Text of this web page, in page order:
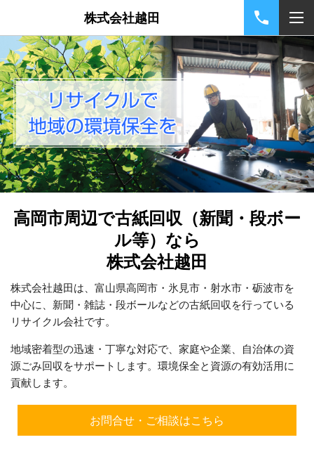
株式会社越田
高岡市周辺で古紙回収（新聞・段ボー
ル等）なら
株式会社越田
株式会社越田は、富山県高岡市・氷見市・射水市・砺波市を
中心に、新聞・雑誌・段ボールなどの古紙回収を行っている
リサイクル会社です。
地域密着型の迅速・丁寧な対応で、家庭や企業、自治体の資
源ごみ回収をサポートします。環境保全と資源の有効活用に
貢献します。
お問合せ・ご相談はこちら